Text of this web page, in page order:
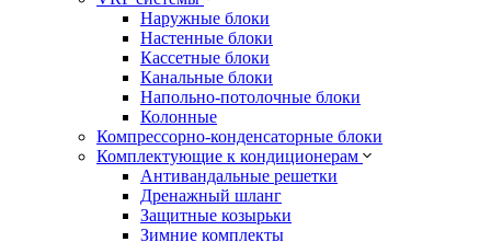
Наружные блоки
Настенные блоки
Кассетные блоки
Канальные блоки
Напольно-потолочные блоки
Колонные
Компрессорно-конденсаторные блоки
Комплектующие к кондиционерам
Антивандальные решетки
Дренажный шланг
Защитные козырьки
Зимние комплекты